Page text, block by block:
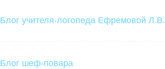
Блог учителя-логопеда Ефремовой Л.В.
Блог шеф-повара